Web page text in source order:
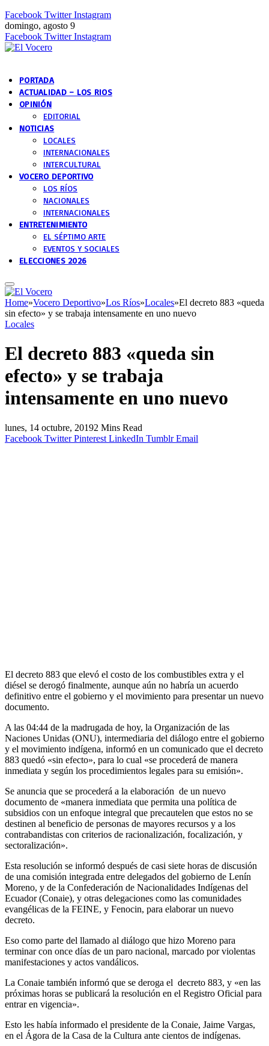
Facebook Twitter Instagram
domingo, agosto 9
Facebook Twitter Instagram
PORTADA
ACTUALIDAD – LOS RIOS
OPINIÓN
EDITORIAL
NOTICIAS
LOCALES
INTERNACIONALES
INTERCULTURAL
VOCERO DEPORTIVO
LOS RÍOS
NACIONALES
INTERNACIONALES
ENTRETENIMIENTO
EL SÉPTIMO ARTE
EVENTOS Y SOCIALES
ELECCIONES 2026
Home»Vocero Deportivo»Los Ríos»Locales»El decreto 883 «queda
sin efecto» y se trabaja intensamente en uno nuevo
Locales
El decreto 883 «queda sin
efecto» y se trabaja
intensamente en uno nuevo
lunes, 14 octubre, 20192 Mins Read
Facebook Twitter Pinterest LinkedIn Tumblr Email
El decreto 883 que elevó el costo de los combustibles extra y el
diésel se derogó finalmente, aunque aún no habría un acuerdo
definitivo entre el gobierno y el movimiento para presentar un nuevo
documento.
A las 04:44 de la madrugada de hoy, la Organización de las
Naciones Unidas (ONU), intermediaria del diálogo entre el gobierno
y el movimiento indígena, informó en un comunicado que el decreto
883 quedó «sin efecto», para lo cual «se procederá de manera
inmediata y según los procedimientos legales para su emisión».
Se anuncia que se procederá a la elaboración de un nuevo
documento de «manera inmediata que permita una política de
subsidios con un enfoque integral que precautelen que estos no se
destinen al beneficio de personas de mayores recursos y a los
contrabandistas con criterios de racionalización, focalización, y
sectoralización».
Esta resolución se informó después de casi siete horas de discusión
de una comisión integrada entre delegados del gobierno de Lenín
Moreno, y de la Confederación de Nacionalidades Indígenas del
Ecuador (Conaie), y otras delegaciones como las comunidades
evangélicas de la FEINE, y Fenocin, para elaborar un nuevo
decreto.
Eso como parte del llamado al diálogo que hizo Moreno para
terminar con once días de un paro nacional, marcado por violentas
manifestaciones y actos vandálicos.
La Conaie también informó que se deroga el decreto 883, y «en las
próximas horas se publicará la resolución en el Registro Oficial para
entrar en vigencia».
Esto les había informado el presidente de la Conaie, Jaime Vargas,
en el Ágora de la Casa de la Cultura ante cientos de indígenas.